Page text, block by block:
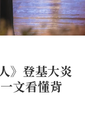
》登基大炎
文看懂背